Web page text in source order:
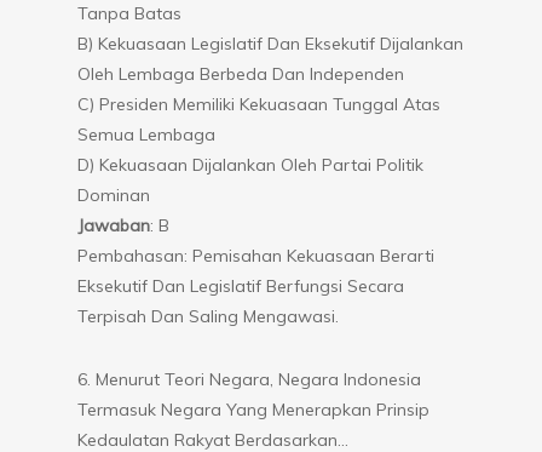
Tanpa Batas
B) Kekuasaan Legislatif Dan Eksekutif Dijalankan
Oleh Lembaga Berbeda Dan Independen
C) Presiden Memiliki Kekuasaan Tunggal Atas
Semua Lembaga
D) Kekuasaan Dijalankan Oleh Partai Politik
Dominan
Jawaban: B
Pembahasan: Pemisahan Kekuasaan Berarti
Eksekutif Dan Legislatif Berfungsi Secara
Terpisah Dan Saling Mengawasi.
6. Menurut Teori Negara, Negara Indonesia
Termasuk Negara Yang Menerapkan Prinsip
Kedaulatan Rakyat Berdasarkan…